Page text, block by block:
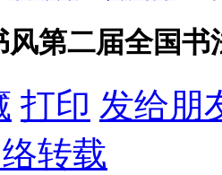
风第二届全国
打印 发给朋
转载